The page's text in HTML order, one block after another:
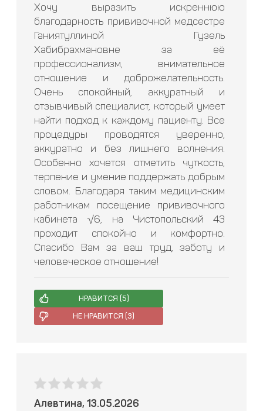
Хочу выразить искреннюю
благодарность прививочной медсестре
Ганиятуллиной Гузель
Хабибрахмановне за её
профессионализм, внимательное
отношение и доброжелательность.
Очень спокойный, аккуратный и
отзывчивый специалист, который умеет
найти подход к каждому пациенту. Все
процедуры проводятся уверенно,
аккуратно и без лишнего волнения.
Особенно хочется отметить чуткость,
терпение и умение поддержать добрым
словом. Благодаря таким медицинским
работникам посещение прививочного
кабинета √6, на Чистопольский 43
проходит спокойно и комфортно.
Спасибо Вам за ваш труд, заботу и
человеческое отношение!
НРАВИТСЯ (5)
НЕ НРАВИТСЯ (3)
Алевтина, 13.05.2026